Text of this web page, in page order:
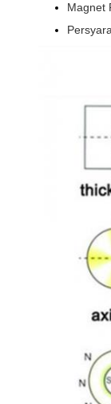
Magnet